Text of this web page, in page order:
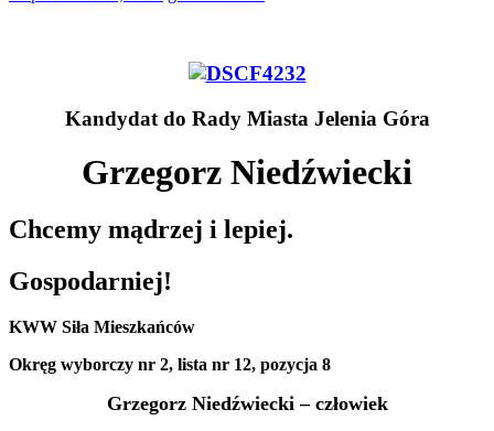
Kandydat do Rady Miasta Jelenia Góra
Grzegorz Niedźwiecki
Chcemy mądrzej i lepiej.
Gospodarniej!
KWW Siła Mieszkańców
Okręg wyborczy nr 2, lista nr 12, pozycja 8
Grzegorz Niedźwiecki – człowiek